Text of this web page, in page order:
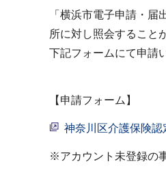
「横浜市電子申請・
所に対し照会すること
下記フォームにて申請
【申請フォーム】
神奈川区介護保険
※アカウント未登録の